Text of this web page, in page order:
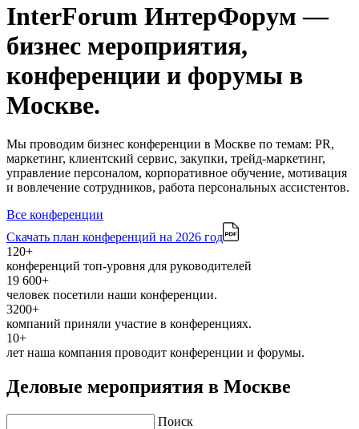
InterForum ИнтерФорум —
бизнес мероприятия,
конференции и форумы в
Москве.
Мы проводим бизнес конференции в Москве по темам: PR,
маркетинг, клиентский сервис, закупки, трейд-маркетинг,
управление персоналом, корпоративное обучение, мотивация
и вовлечение сотрудников, работа персональных ассистентов.
Все конференции
Скачать план конференций на 2026 год
120+
конференций топ-уровня для руководителей
19 600+
человек посетили наши конференции.
3200+
компаний приняли участие в конференциях.
10+
лет наша компания проводит конференции и форумы.
Деловые мероприятия в Москве
Поиск